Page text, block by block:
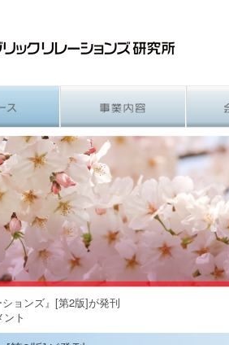
ションズ』[第2版]が発刊
ト